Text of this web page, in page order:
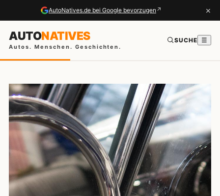
AutoNatives.de bei Google bevorzugen ↗ ×
AUTONATIVES
Autos. Menschen. Geschichten.
SUCHE ☰